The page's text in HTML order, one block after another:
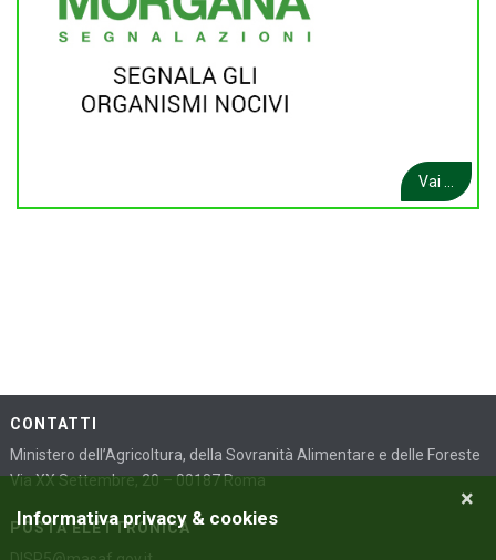
Vai ...
CONTATTI
Ministero dell’Agricoltura, della Sovranità Alimentare e delle Foreste
Via XX Settembre, 20 – 00187 Roma
POSTA ELETTRONICA
×
Informativa privacy & cookies